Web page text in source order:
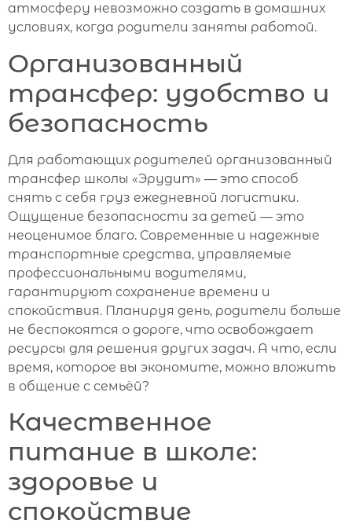
атмосферу невозможно создать в домашних
условиях, когда родители заняты работой.
Организованный
трансфер: удобство и
безопасность
Для работающих родителей организованный
трансфер школы «Эрудит» — это способ
снять с себя груз ежедневной логистики.
Ощущение безопасности за детей — это
неоценимое благо. Современные и надежные
транспортные средства, управляемые
профессиональными водителями,
гарантируют сохранение времени и
спокойствия. Планируя день, родители больше
не беспокоятся о дороге, что освобождает
ресурсы для решения других задач. А что, если
время, которое вы экономите, можно вложить
в общение с семьёй?
Качественное
питание в школе:
здоровье и
спокойствие